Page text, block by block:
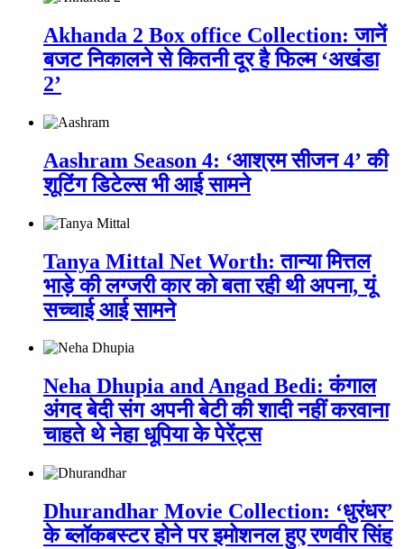
Akhanda 2 Box office Collection: जानें
बजट निकालने से कितनी दूर है फिल्म ‘अखंडा
2’
Aashram Season 4: ‘आश्रम सीजन 4’ की
शूटिंग डिटेल्स भी आई सामने
Tanya Mittal Net Worth: तान्या मित्तल
भाड़े की लग्जरी कार को बता रही थी अपना, यूं
सच्चाई आई सामने
Neha Dhupia and Angad Bedi: कंगाल
अंगद बेदी संग अपनी बेटी की शादी नहीं करवाना
चाहते थे नेहा धूपिया के पेरेंट्स
Dhurandhar Movie Collection: ‘धुरंधर’
के ब्लॉकबस्टर होने पर इमोशनल हुए रणवीर सिंह